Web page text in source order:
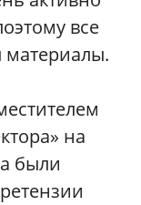
все
материалы.
на
были